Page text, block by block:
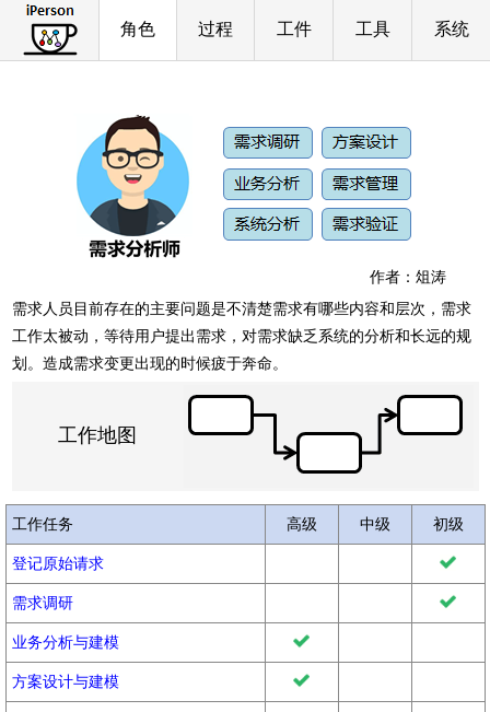
角色 过程 工件 工具 系统
作者：俎涛
需求人员目前存在的主要问题是不清楚需求有哪些内容和层次，需求
工作太被动，等待用户提出需求，对需求缺乏系统的分析和长远的规
划。造成需求变更出现的时候疲于奔命。
工作地图
工作任务 高级 中级 初级
登记原始请求
需求调研
业务分析与建模
方案设计与建模